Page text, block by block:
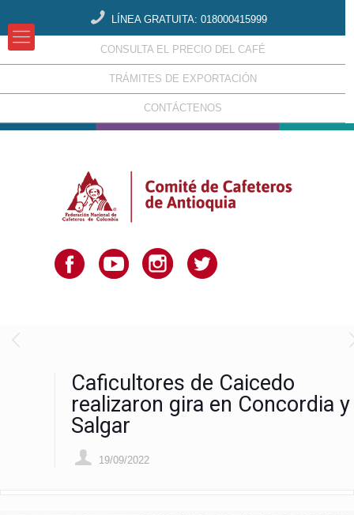
LÍNEA GRATUITA: 018000415999
CONSULTA EL PRECIO DEL CAFÉ
TRÁMITES DE EXPORTACIÓN
CONTÁCTENOS
Caficultores de Caicedo
realizaron gira en Concordia y
Salgar
19/09/2022